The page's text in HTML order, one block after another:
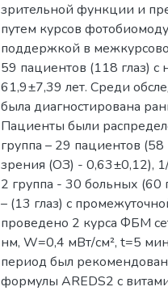
зрительной функции и
путем курсов
поддержкой в
59 пациентов (118 глаз)
61,9±7,39 лет. Среди
была диагностирована
Пациенты были
группа – 29 пациентов
зрения (ОЗ) - 0,63±0,12),
2 группа - 30 больных (60
– (13 глаз) с
проведено 2 курса ФБМ
нм, W=0,4 мВт/см², t=5
период был
формулы AREDS2 с